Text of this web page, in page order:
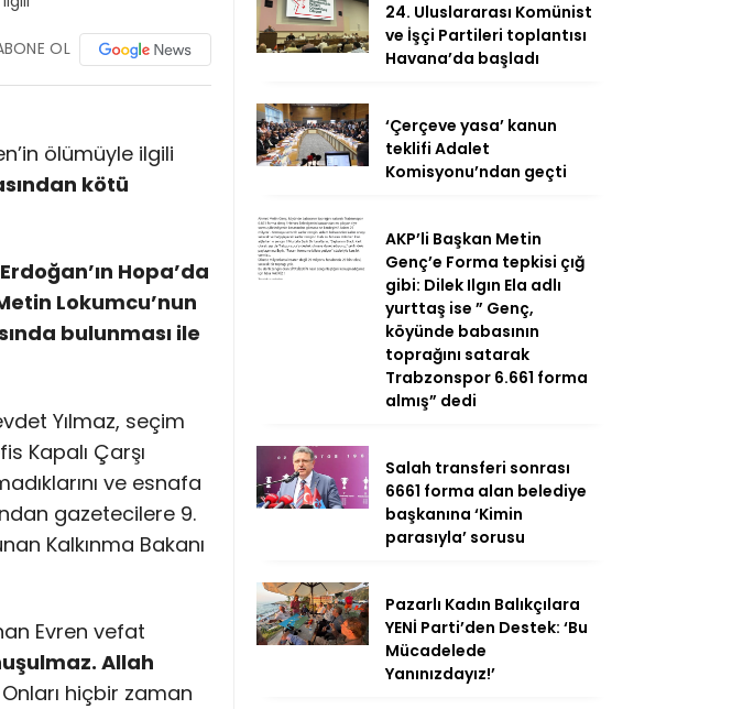
OL
ölümüyle ilgili
kötü
Hopa’da
Lokumcu’nun
bulunması ile
Yılmaz, seçim
Kapalı Çarşı
ve esnafa
gazetecilere 9.
Kalkınma Bakanı
Evren vefat
Allah
Onları hiçbir zaman
24. Uluslararası Komünist
ve İşçi Partileri toplantısı
Havana’da başladı
‘Çerçeve yasa’ kanun
teklifi Adalet
Komisyonu’ndan geçti
AKP’li Başkan Metin
Genç’e Forma tepkisi çığ
gibi: Dilek Ilgın Ela adlı
yurttaş ise ” Genç,
köyünde babasının
toprağını satarak
Trabzonspor 6.661 forma
almış” dedi
Salah transferi sonrası
6661 forma alan belediye
başkanına ‘Kimin
parasıyla’ sorusu
Pazarlı Kadın Balıkçılara
YENİ Parti’den Destek: ‘Bu
Mücadelede
Yanınızdayız!’